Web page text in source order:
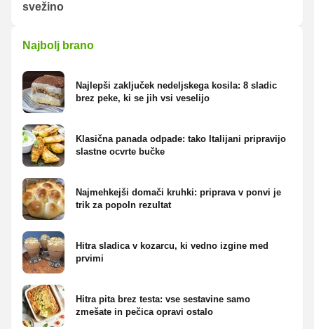
svežino
Najbolj brano
Najlepši zaključek nedeljskega kosila: 8 sladic
brez peke, ki se jih vsi veselijo
Klasična panada odpade: tako Italijani pripravijo
slastne ocvrte bučke
Najmehkejši domači kruhki: priprava v ponvi je
trik za popoln rezultat
Hitra sladica v kozarcu, ki vedno izgine med
prvimi
Hitra pita brez testa: vse sestavine samo
zmešate in pečica opravi ostalo